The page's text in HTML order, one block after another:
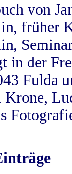
von
früher
in der
Fulda
Krone,